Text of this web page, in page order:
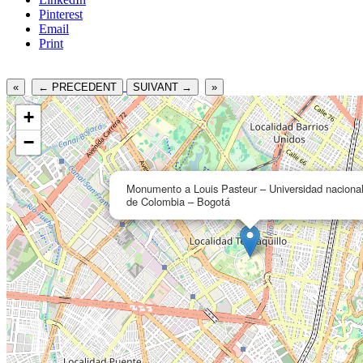
Pinterest
Email
Print
« ← PRECEDENT SUIVANT → »
Monumento a Louis Pasteur – Universidad nacional
de Colombia – Bogotá
+
−